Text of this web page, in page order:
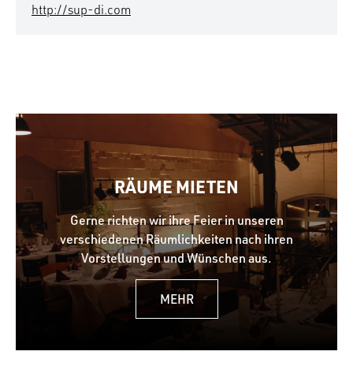
http://sup-di.com
RÄUME MIETEN
Gerne richten wir ihre Feier in unseren
verschiedenen Räumlichkeiten nach ihren
Vorstellungen und Wünschen aus.
MEHR